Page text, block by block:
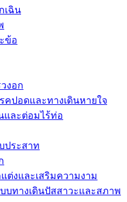
เฉิน
ข้อ
งอก
คปอดและทางเดินหายใจ
และต่อมไร้ท่อ
ประสาท
ต่งและเสริมความงาม
บทางเดินปัสสาวะและสภาพ